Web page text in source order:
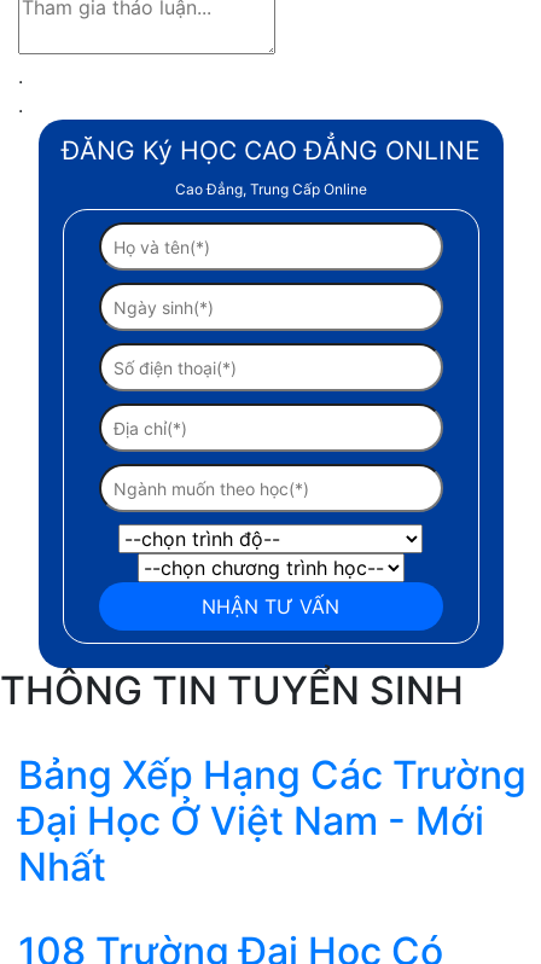
.
.
ĐĂNG Ký HỌC CAO ĐẲNG ONLINE
Cao Đẳng, Trung Cấp Online
THÔNG TIN TUYỂN SINH
Bảng Xếp Hạng Các Trường
Đại Học Ở Việt Nam - Mới
Nhất
108 Trường Đại Học Có